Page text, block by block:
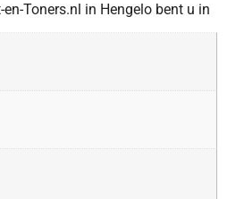
Toners.nl in Hengelo bent u in